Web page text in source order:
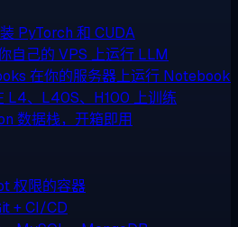
PyTorch 和 CUDA
自己的 VPS 上运行 LLM
在你的服务器上运行 Notebook
L4、L40S、H100 上训练
数据栈，开箱即用
权限的容器
+ CI/CD